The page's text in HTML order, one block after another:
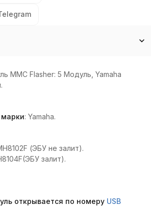
MMC Flasher: 5 Модуль, Yamaha
: Yamaha.
(ЭБУ не залит).
залит).
открывается по номеру USB